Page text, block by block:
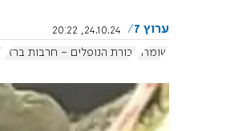
ערוץ 7
24.10.24, 20:22
שומרון
גבורת הנופלים - חרבות ברזל